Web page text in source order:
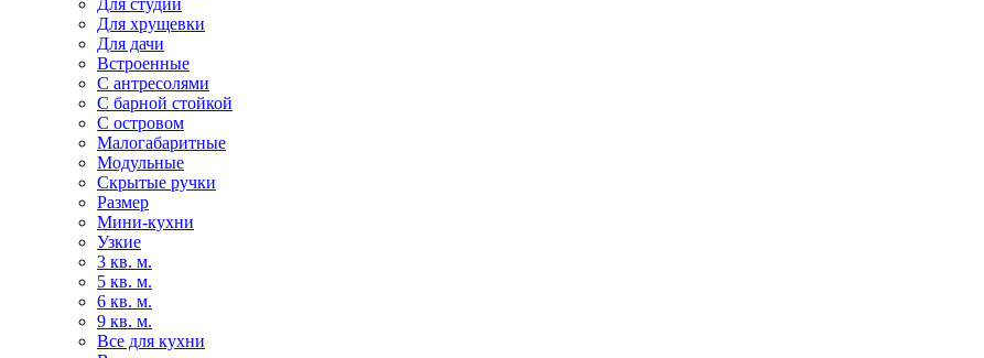
Для хрущевки
Для дачи
Встроенные
С антресолями
С барной стойкой
С островом
Малогабаритные
Модульные
Скрытые ручки
Размер
Мини-кухни
Узкие
3 кв. м.
5 кв. м.
6 кв. м.
9 кв. м.
Все для кухни